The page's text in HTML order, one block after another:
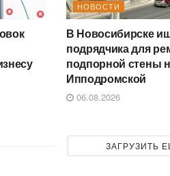
НОВОСТИ
В Новосибирске
подрядчика для
подпорной стены
Ипподромской
06.08.2026
ЗАГРУЗИТЬ